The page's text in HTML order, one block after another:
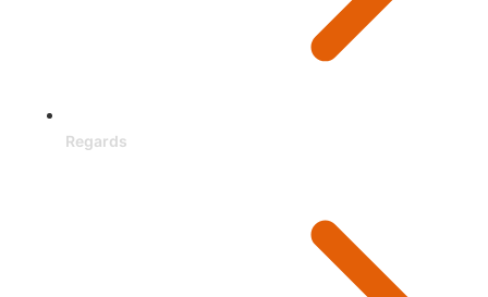
Regards